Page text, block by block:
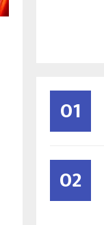
01
02